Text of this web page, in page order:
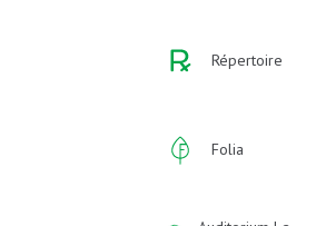
Répertoire
Folia